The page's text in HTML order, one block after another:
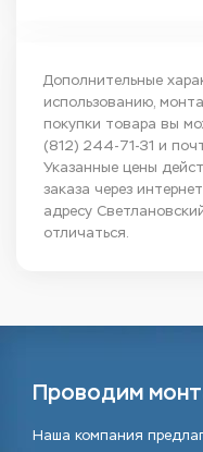
Дополнительные
использованию,
покупки товара вы
(812) 244-71-31 и
Указанные цены
заказа через
адресу
отличаться.
Проводим
Наша компания